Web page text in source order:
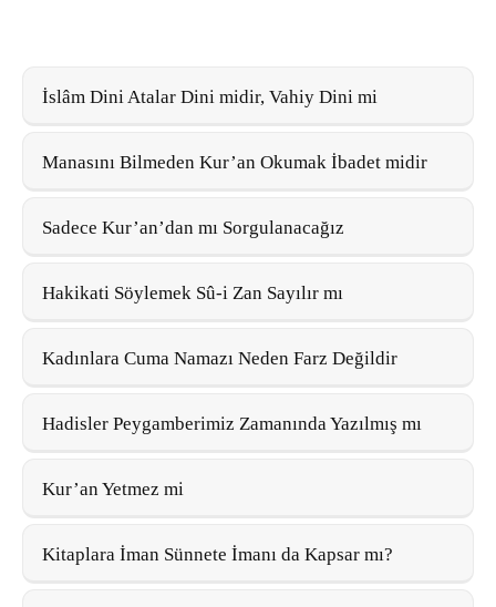
İslâm Dini Atalar Dini midir, Vahiy Dini mi
Manasını Bilmeden Kur’an Okumak İbadet midir
Sadece Kur’an’dan mı Sorgulanacağız
Hakikati Söylemek Sû-i Zan Sayılır mı
Kadınlara Cuma Namazı Neden Farz Değildir
Hadisler Peygamberimiz Zamanında Yazılmış mı
Kur’an Yetmez mi
Kitaplara İman Sünnete İmanı da Kapsar mı?